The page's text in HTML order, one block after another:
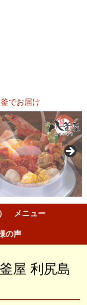
でお届け
メニュー
の声
屋 利尻島